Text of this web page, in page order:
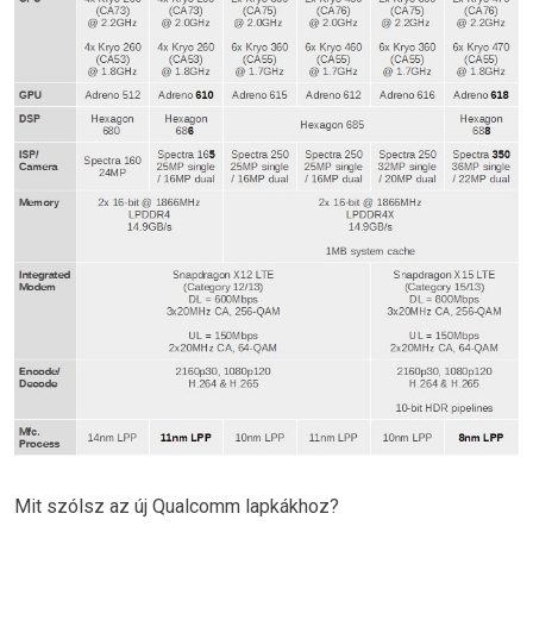
Mit szólsz az új Qualcomm lapkákhoz?